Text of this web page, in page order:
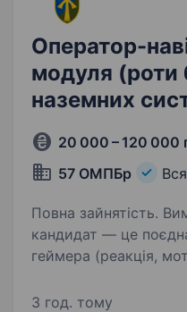
Оператор-
модуля (роти
наземних
20 000 – 120 000
57 ОМПБр
Повна зайнятість. Вимоги: Ідеальний
кандидат — це
геймера (реакція,
володіння ПК та
3 год. тому